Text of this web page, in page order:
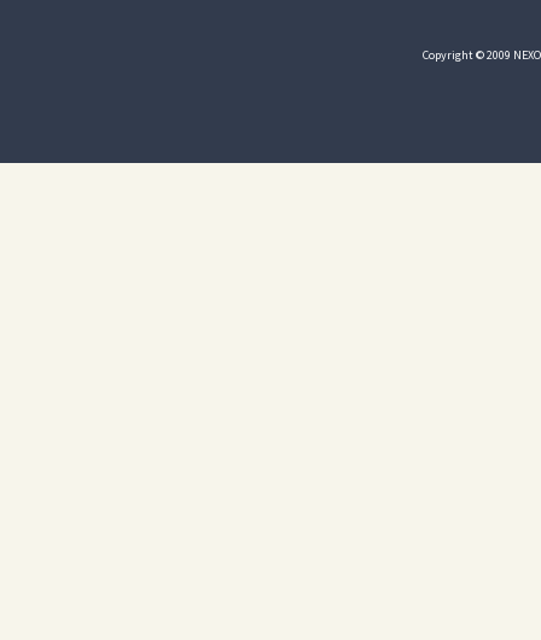
Copyright © 2009